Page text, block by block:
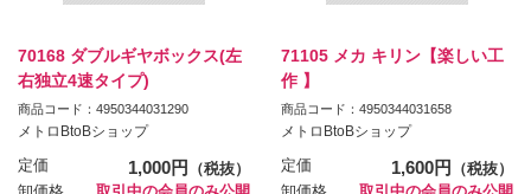
70168 ダブルギヤボックス(左
右独立4速タイプ)
商品コード：4950344031290
メトロBtoBショップ
定価 1,000円
（税抜）
71105 メカ キリン【楽しい工
作 】
商品コード：4950344031658
メトロBtoBショップ
定価 1,600円
（税抜）